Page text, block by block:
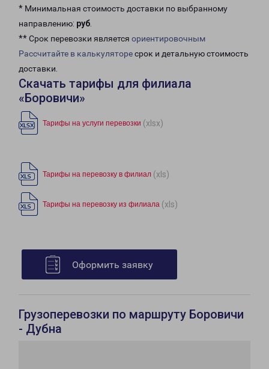
* Минимальная стоимость доставки по выбранному
направлению: руб.
** Срок перевозки является ориентировочным
Рассчитайте в калькуляторесрок и детальную стоимость
доставки.
Скачать тарифы для филиала
«Боровичи»
Тарифы на услуги перевозки (xlsx)
Тарифы на перевозку в филиал (xls)
Тарифы на перевозку из филиала (xls)
Оформить заявку
Грузоперевозки по маршруту Боровичи
- Дубна